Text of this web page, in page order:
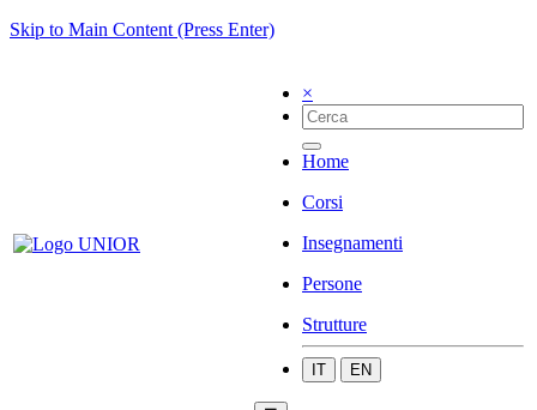
Skip to Main Content (Press Enter)
×
Home
Corsi
Insegnamenti
Persone
Strutture
IT EN